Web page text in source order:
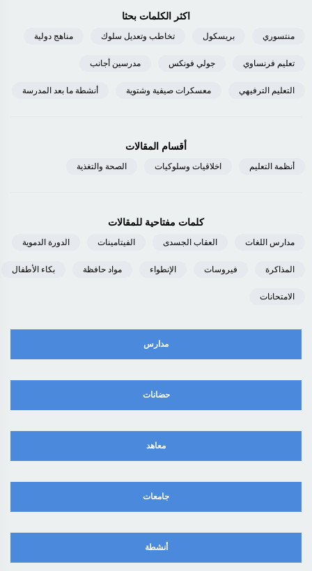
اكثر الكلمات بحثا
منتسوري بريسكول تخاطب وتعديل سلوك مناهج دولية
تعليم فرنساوي جولي فونكس مدرسين أجانب
التعليم الترفيهي معسكرات صيفية وشتوية أنشطة ما بعد المدرسة
أقسام المقالات
أنظمة التعليم اخلاقيات وسلوكيات الصحة والتغذية
كلمات مفتاحية للمقالات
مدارس اللغات العقاب الجسدى الفيتامينات الدورة الدموية
المذاكرة فيروسات الإنطواء مواد حافظة بكاء الأطفال
الامتحانات
مدارس
حضانات
معاهد
جامعات
أنشطة